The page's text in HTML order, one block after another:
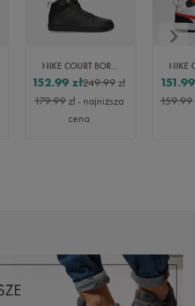
NIKE COURT BOROUGH MID 2
249.99zł
152.99 zł
179.99zł- najniższa
cena
151.99
159.99